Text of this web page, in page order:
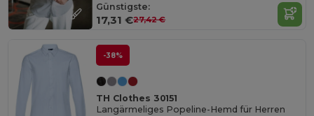
Günstigste:
17,31 €27,42 €
-38%
TH Clothes 30151
Langärmeliges Popeline-Hemd für Herren